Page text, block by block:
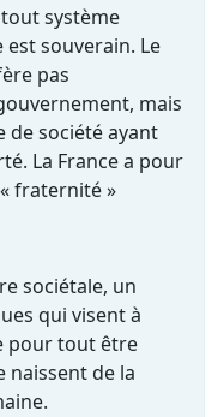
système
souverain. Le
pas
mais
de société ayant
La France a pour
fraternité »
sociétale, un
qui visent à
pour tout être
naissent de la